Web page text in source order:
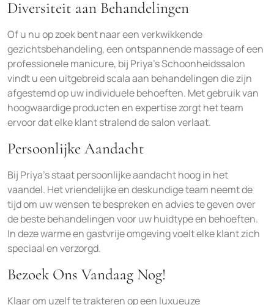
Diversiteit aan Behandelingen
Of u nu op zoek bent naar een verkwikkende
gezichtsbehandeling, een ontspannende massage of een
professionele manicure, bij Priya’s Schoonheidssalon
vindt u een uitgebreid scala aan behandelingen die zijn
afgestemd op uw individuele behoeften. Met gebruik van
hoogwaardige producten en expertise zorgt het team
ervoor dat elke klant stralend de salon verlaat.
Persoonlijke Aandacht
Bij Priya’s staat persoonlijke aandacht hoog in het
vaandel. Het vriendelijke en deskundige team neemt de
tijd om uw wensen te bespreken en advies te geven over
de beste behandelingen voor uw huidtype en behoeften.
In deze warme en gastvrije omgeving voelt elke klant zich
speciaal en verzorgd.
Bezoek Ons Vandaag Nog!
Klaar om uzelf te trakteren op een luxueuze